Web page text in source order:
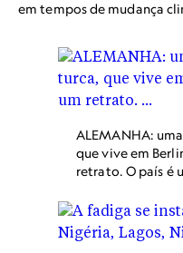
em tempos de mudança
ALEMANHA:
que vive em
retrato. O país é
LGBTQIA+,
discriminação,
chamado